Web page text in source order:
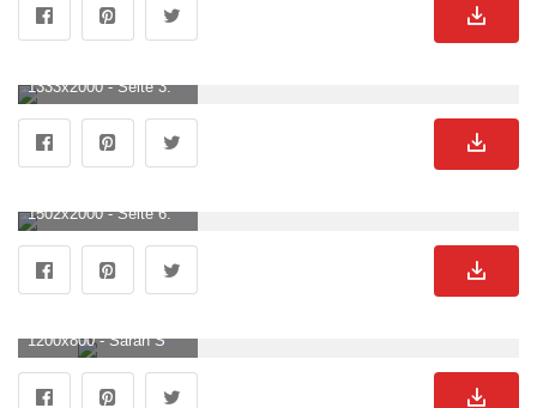
1333x2000 - Seite 3. Eichhoernchen Nahaufnahme Bilder Download auf Freepik. Eichhornchen Hintergrundbild für Handy.
1502x2000 - Seite 6. Eichhoernchen Auf Dem Baum Bilder Download auf Freepik. Eichhornchen Hintergrundbild für Handy.
1200x800 - Sarah Senf. Eichhornchen Hintergrund .